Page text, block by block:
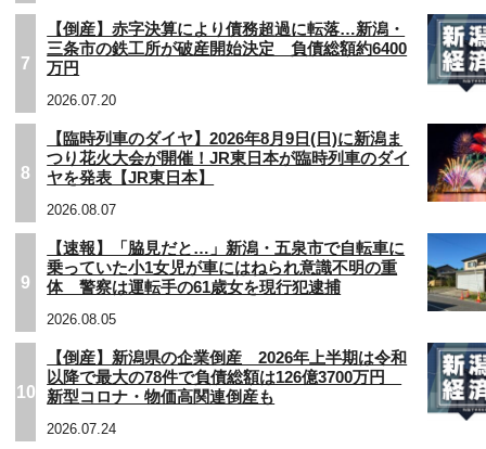
7
【倒産】赤字決算により債務超過に転落…新潟・
三条市の鉄工所が破産開始決定 負債総額約6400
万円
2026.07.20
8
【臨時列車のダイヤ】2026年8月9日(日)に新潟ま
つり花火大会が開催！JR東日本が臨時列車のダイ
ヤを発表【JR東日本】
2026.08.07
9
【速報】「脇見だと…」新潟・五泉市で自転車に
乗っていた小1女児が車にはねられ意識不明の重
体 警察は運転手の61歳女を現行犯逮捕
2026.08.05
10
【倒産】新潟県の企業倒産 2026年上半期は令和
以降で最大の78件で負債総額は126億3700万円
新型コロナ・物価高関連倒産も
2026.07.24